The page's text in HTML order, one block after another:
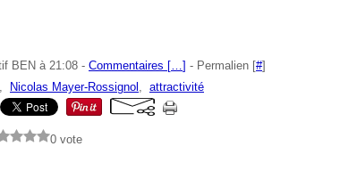
BEN à 21:08 - Commentaires […] - Permalien [#]
, Nicolas Mayer-Rossignol , attractivité
0 vote